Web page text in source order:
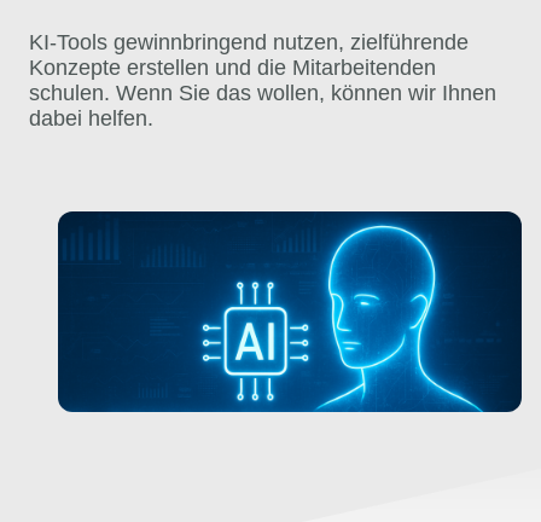
KI-Tools gewinnbringend nutzen, zielführende
Konzepte erstellen und die Mitarbeitenden
schulen. Wenn Sie das wollen, können wir Ihnen
dabei helfen.